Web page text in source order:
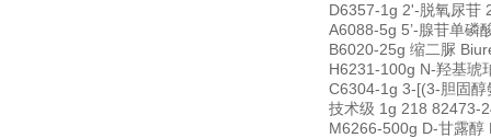
D6357-1g 2'-脱氧尿苷
A6088-5g 5’-腺苷单
B6020-25g 缩二脲
H6231-100g N-羟基琥
C6304-1g 3-[(3-胆固
技术级 1g 218 82473-
M6266-500g D-甘露